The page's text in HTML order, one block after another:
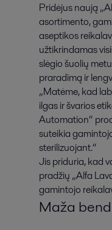
Pridėjus naują
asortimento,
aseptikos
užtikrindamas
slėgio šuolių
praradimą ir
„Matėme, kad
ilgas ir švarios
Automation“
suteikia
sterilizuojant.“
Jis priduria, kad
pradžių „Alfa
gamintojo
Maža